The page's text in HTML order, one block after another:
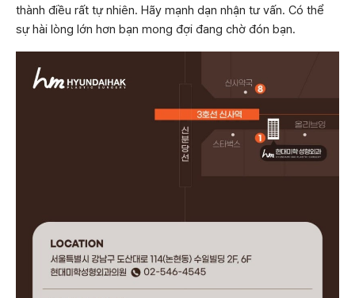
thành điều rất tự nhiên. Hãy mạnh dạn nhận tư vấn. Có thể
sự hài lòng lớn hơn bạn mong đợi đang chờ đón bạn.